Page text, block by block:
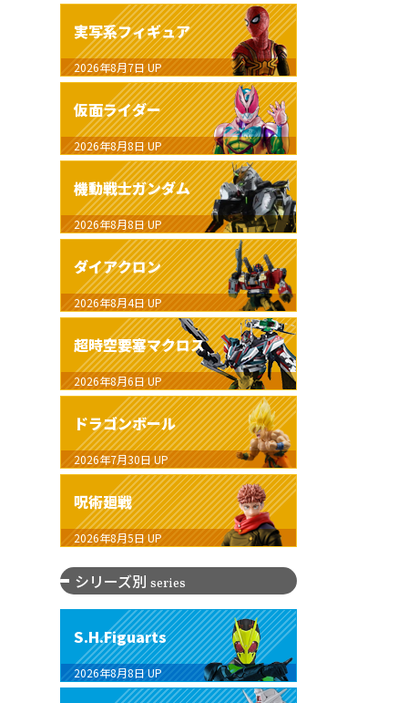
実写系フィギュア
2026年8月7日 UP
仮面ライダー
2026年8月8日 UP
機動戦士ガンダム
2026年8月8日 UP
ダイアクロン
2026年8月4日 UP
超時空要塞マクロス
2026年8月6日 UP
ドラゴンボール
2026年7月30日 UP
呪術廻戦
2026年8月5日 UP
シリーズ別 series
S.H.Figuarts
2026年8月8日 UP